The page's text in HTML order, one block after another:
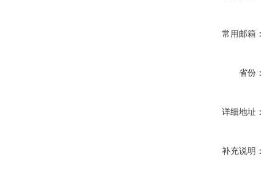
常用邮箱：
省份：
详细地址：
补充说明：